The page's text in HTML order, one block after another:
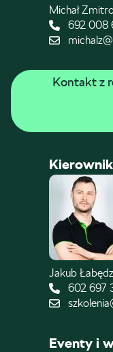
Michał
692 008
Kontakt z
Jakub
602 697
Eventy i